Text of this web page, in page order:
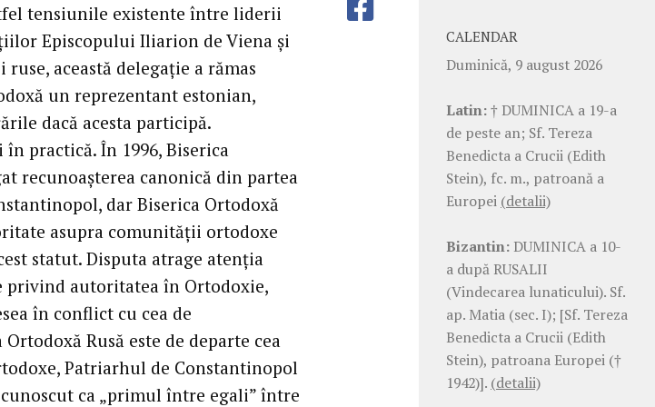
tensiunile existente între liderii
Episcopului Iliarion de Viena şi
această delegaţie a rămas
un reprezentant estonian,
dacă acesta participă.
practică. În 1996, Biserica
recunoaşterea canonică din partea
dar Biserica Ortodoxă
asupra comunităţii ortodoxe
statut. Disputa atrage atenţia
autoritatea în Ortodoxie,
în conflict cu cea de
Rusă este de departe cea
Patriarhul de Constantinopol
ca „primul între egali” între
CALENDAR
Duminică, 9 august 2026
Latin:† DUMINICA a 19-a
de peste an; Sf. Tereza
Benedicta a Crucii (Edith
Stein), fc. m., patroană a
Europei (detalii)
Bizantin: DUMINICA a 10-
a după RUSALII
(Vindecarea lunaticului). Sf.
ap. Matia (sec. I); [Sf. Tereza
Benedicta a Crucii (Edith
Stein), patroana Europei (†
1942)]. (detalii)